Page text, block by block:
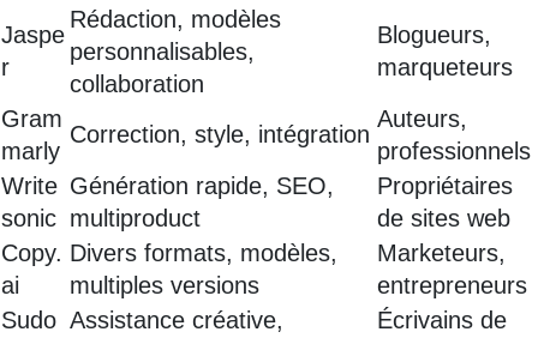
Jaspe
r
Rédaction, modèles
personnalisables,
collaboration
Blogueurs,
marqueteurs
Gram
marly
Correction, style, intégration
Auteurs,
professionnels
Write
sonic
Génération rapide, SEO,
multiproduct
Propriétaires
de sites web
Copy.
ai
Divers formats, modèles,
multiples versions
Marketeurs,
entrepreneurs
Sudo Assistance créative,
Écrivains de